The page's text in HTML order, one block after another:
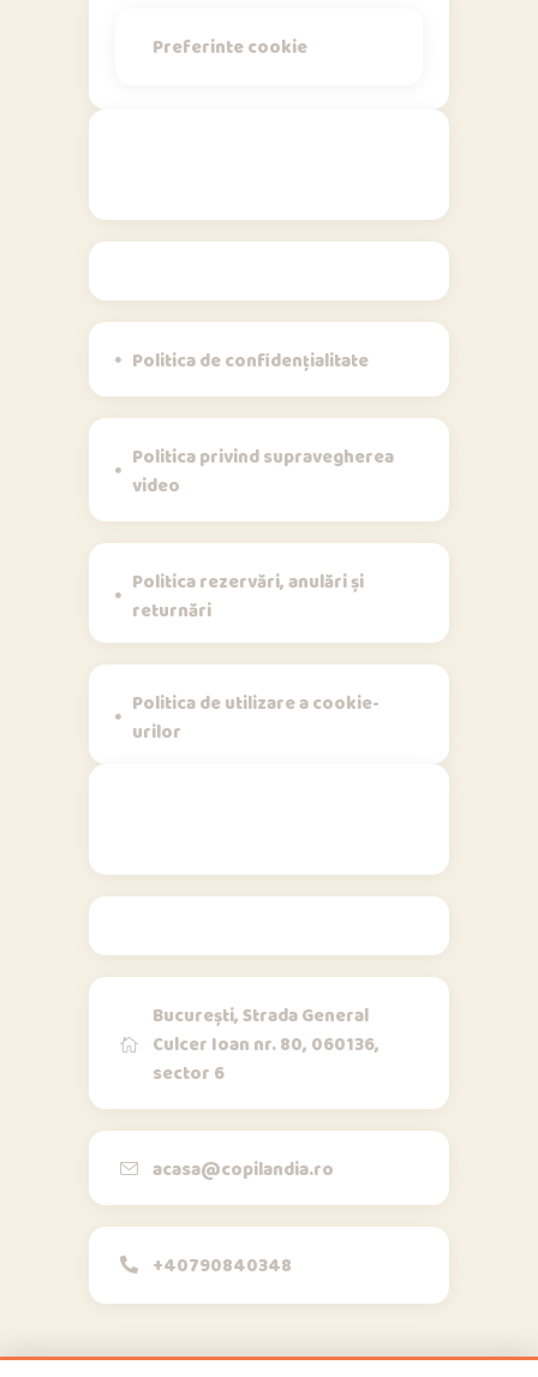
Preferinte cookie
Politica de confidențialitate
Politica privind supravegherea
video
Politica rezervări, anulări și
returnări
Politica de utilizare a cookie-
urilor
București, Strada General
Culcer Ioan nr. 80, 060136,
sector 6
acasa@copilandia.ro
+40790840348
Bună!